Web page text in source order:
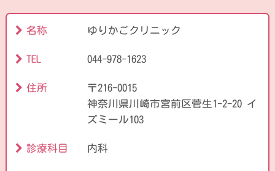
名称 ゆりかごクリニック
TEL 044-978-1623
住所
〒216-0015
神奈川県川崎市宮前区菅生1-2-20 イ
ズミール103
診療科目 内科